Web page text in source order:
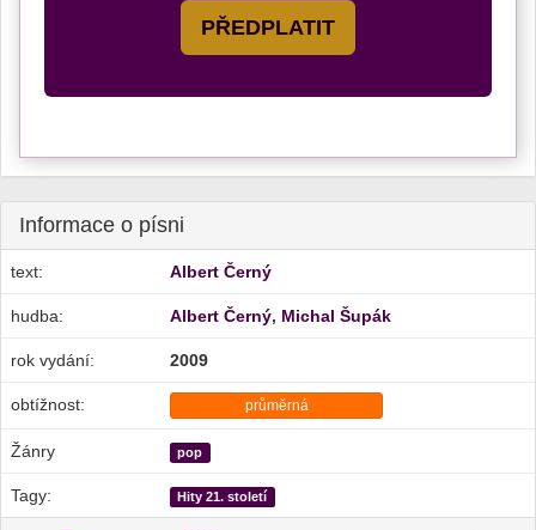
PŘEDPLATIT
Informace o písni
text: Albert Černý
hudba: Albert Černý, Michal Šupák
rok vydání: 2009
obtížnost: průměrná
Žánry pop
Tagy: Hity 21. století